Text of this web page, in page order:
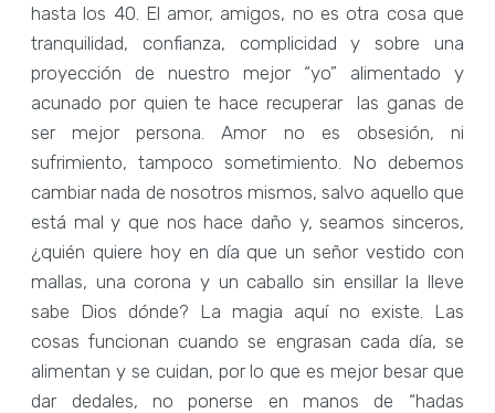
hasta los 40. El amor, amigos, no es otra cosa que
tranquilidad, confianza, complicidad y sobre una
proyección de nuestro mejor “yo” alimentado y
acunado por quien te hace recuperar las ganas de
ser mejor persona. Amor no es obsesión, ni
sufrimiento, tampoco sometimiento. No debemos
cambiar nada de nosotros mismos, salvo aquello que
está mal y que nos hace daño y, seamos sinceros,
¿quién quiere hoy en día que un señor vestido con
mallas, una corona y un caballo sin ensillar la lleve
sabe Dios dónde? La magia aquí no existe. Las
cosas funcionan cuando se engrasan cada día, se
alimentan y se cuidan, por lo que es mejor besar que
dar dedales, no ponerse en manos de “hadas